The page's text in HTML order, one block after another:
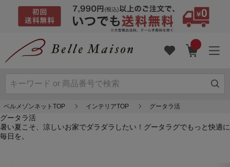
ベルメゾンネットTOP インテリアTOP グータラ活
グータラ活
暑い夏こそ、涼しいお家でダラダラしたい！グータラグでもっと快適に
毎日を。